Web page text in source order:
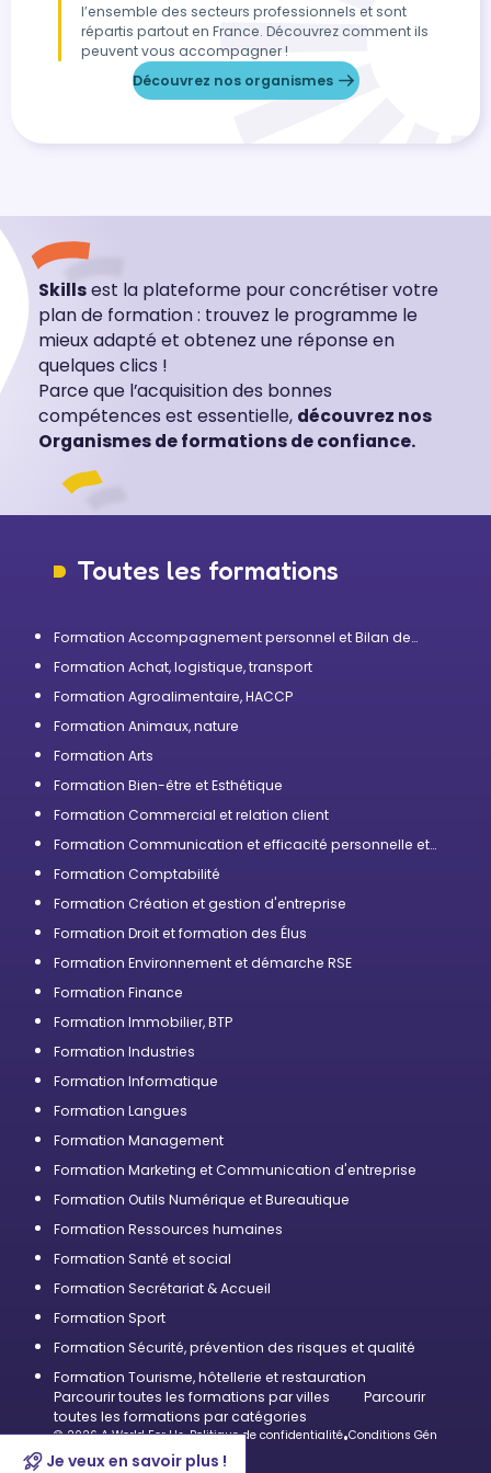
l’ensemble des secteurs professionnels et sont
répartis partout en France. Découvrez comment ils
peuvent vous accompagner !
Découvrez nos organismes
Je veux en savoir plus !
Skillsest la plateforme pour concrétiser votre
plan de formation : trouvez le programme le
mieux adapté et obtenez une réponse en
quelques clics !
Parce que l’acquisition des bonnes
compétences est essentielle, découvrez nos
Organismes de formations de confiance.
Toutes les formations
Formation Accompagnement personnel et Bilan de
Formation Achat, logistique, transport
Formation Agroalimentaire, HACCP
Formation Animaux, nature
Formation Arts
Formation Bien-être et Esthétique
Formation Commercial et relation client
Formation Communication et efficacité personnelle et
Formation Comptabilité
Formation Création et gestion d'entreprise
Formation Droit et formation des Élus
Formation Environnement et démarche RSE
Formation Finance
Formation Immobilier, BTP
Formation Industries
Formation Informatique
Formation Langues
Formation Management
Formation Marketing et Communication d'entreprise
Formation Outils Numérique et Bureautique
Formation Ressources humaines
Formation Santé et social
Formation Secrétariat & Accueil
Formation Sport
Formation Sécurité, prévention des risques et qualité
Formation Tourisme, hôtellerie et restauration
Parcourir toutes les formations par villes
Parcourir
toutes les formations par catégories
© 2026 A World For Us•Politique de confidentialité•Conditions Générales